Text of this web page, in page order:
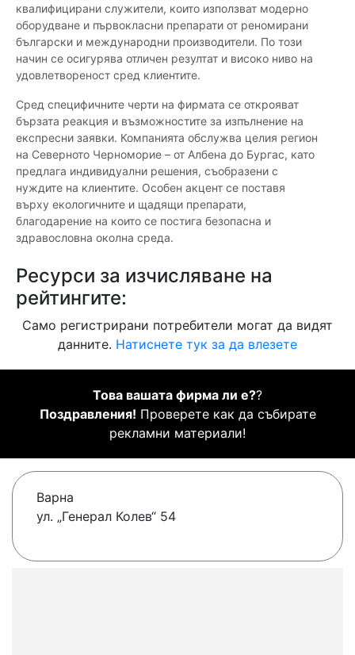
квалифицирани служители, които използват модерно
оборудване и първокласни препарати от реномирани
български и международни производители. По този
начин се осигурява отличен резултат и високо ниво на
удовлетвореност сред клиентите.
Сред специфичните черти на фирмата се открояват
бързата реакция и възможностите за изпълнение на
експресни заявки. Компанията обслужва целия регион
на Северното Черноморие – от Албена до Бургас, като
предлага индивидуални решения, съобразени с
нуждите на клиентите. Особен акцент се поставя
върху екологичните и щадящи препарати,
благодарение на които се постига безопасна и
здравословна околна среда.
Ресурси за изчисляване на
рейтингите:
Само регистрирани потребители могат да видят
данните. Натиснете тук за да влезете
Това вашата фирма ли е??
Поздравления! Проверете как да събирате
рекламни материали!
Варна
ул. „Генерал Колев“ 54